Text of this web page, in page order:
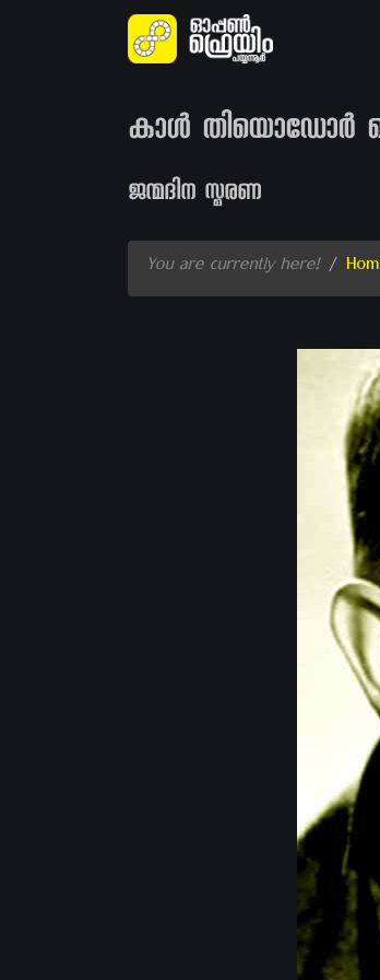
കാൾ തിയൊഡോർ
ജന്മദിന സ്മരണ
You are currently here! /